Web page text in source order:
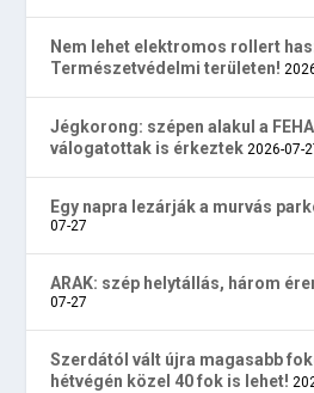
Nem lehet elektromos rollert
Természetvédelmi területen!
Jégkorong: szépen alakul a
válogatottak is érkeztek 2026-07-
Egy napra lezárják a murvás
07-27
ARAK: szép helytállás, három
07-27
Szerdától vált újra magasabb
hétvégén közel 40 fok is lehet!